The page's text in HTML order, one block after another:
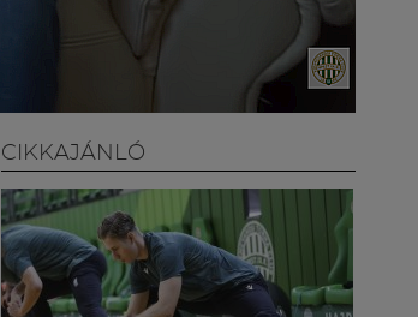
CIKKAJÁNLÓ